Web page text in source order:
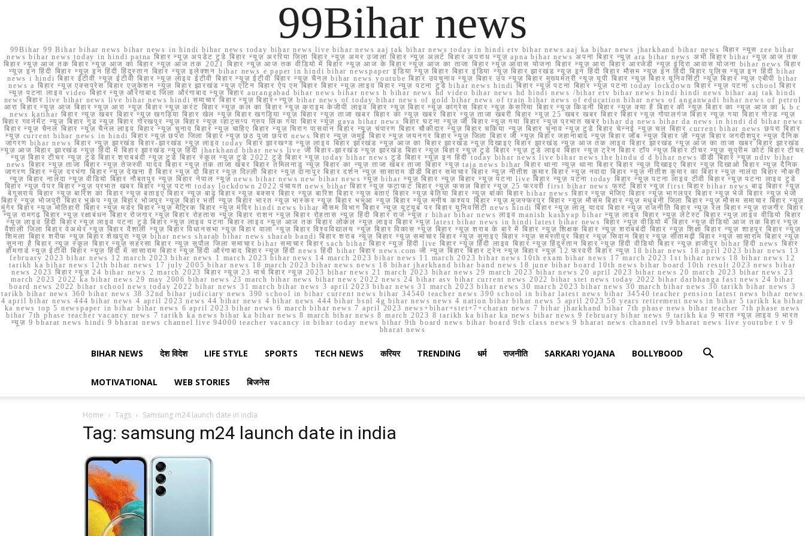
99Bihar news
99Bihar 99 Bihar bihar news bihar news in hindi bihar news today bihar news live bihar news aaj tak bihar news today in hindi etv bihar news aaj ka bihar news jharkhand bihar news बिहार न्यूस zee bihar
news bihar news today in hindi patna बिहार न्यूज़ अपडेट टुडे बिहार न्यूज़ अररिया जिला बिहार न्यूज़ अमर उजाला बिहार न्यूज़ अलर्ट बिहार अपराध न्यूज़ apna bihar news अपना बिहार न्यूज़ ara bihar news अभी बिहार bihar न्यूज़ आज तक
बिहार न्यूज़ आज तक बिहार न्यूज़ आज का बिहार न्यूज़ आज तक 2021 बिहार न्यूज़ आज तक वीडियो में बिहार न्यूज़ आज के बिहार न्यूज़ आज का ताजा बिहार न्यूज़ आवास योजना बिहार न्यूज़ आरा बिहार आरजेडी न्यूज़ इंदिरा आवास योजना bihar news बिहार
न्यूज़ इन हिंदी बिहार न्यूज़ इन हिंदी हिंदुस्तान बिहार न्यूज़ इलेक्शन bihar news e paper in hindi bihar newspaper इंडिया न्यूज़ बिहार बिहार इंडिया न्यूज़ बिहार झारखंड न्यूज़ इन हिंदी बिहार मौसम न्यूज़ इन हिंदी बिहार पुलिस न्यूज़ इन हिंदी bihar
news i hindi बिहार ईटीवी न्यूज़ ईटीवी बिहार न्यूज़ लाइव ईटीवी बिहार न्यूज़ ईटीवी बिहार न्यूज़ चैनल bihar news youtube बिहार उपचुनाव न्यूज़ बिहार उप न्यूज़ बिहार मुख्यमंत्री न्यूज़ यूपी बिहार न्यूज़ बिहार यूनिवर्सिटी न्यूज़ बिहार न्यूज़ एबीपी bihar
news a बिहार न्यूज़ एक्सप्रेस बिहार एजुकेशन न्यूज़ बिहार झारखंड न्यूज़ एटिन बिहार ऐप एम बिहार बिहार न्यूज़ लाइव बिहार न्यूज़ पटना टुडे bihar news hindi बिहार न्यूज़ पटना बिहार न्यूज़ पटना today lockdown बिहार न्यूज़ पटना school बिहार
न्यूज़ पटना लाइव video बिहार न्यूज़ औरंगाबाद जिला औरंगाबाद न्यूज़ बिहार aurangabad bihar news bihar news h bihar news hd video bihar news hd hindi news /bihar etv bihar news hindi hindi news bihar aaj tak hindi
news बिहार live bihar news live bihar news hindi समाचार बिहार न्यूज़ बिहार+न्यूज़ bihar news of today bihar news of gold bihar news of train bihar news of education bihar news of anganwadi bihar news of petrol
आरा बिहार न्यूज़ आज बिहार न्यूज़ आरा न्यूज़ बिहार न्यूज़ करंट बिहार न्यूज़ कल का बिहार न्यूज़ क्राइम केजीपी लाइव बिहार न्यूज़ बिहार न्यूज़ कांग्रेस बिहार न्यूज़ केसरिया बिहार न्यूज़ किडनी बिहार न्यूज़ क्या है बिहार की न्यूज़ बिहार का न्यूज़ आज का k b c
news katihar बिहार न्यूज़ खबर बिहार न्यूज़ खगड़िया बिहार खेल न्यूज़ बिहार खगड़िया न्यूज़ बिहार न्यूज़ ताजा खबर बिहार का न्यूज़ खबर बिहार न्यूज़ ताजा खबरी बिहार न्यूज़ 25 खबर खबर बिहार बिहार न्यूज़ गोपालगंज बिहार न्यूज़ गया बिहार गोल्ड न्यूज़
बिहार गवर्नमेंट न्यूज़ बिहार गुड न्यूज़ बिहार गोरखपुर न्यूज़ बिहार न्यूज़ व्हाट्सप्प ग्रुप लिंक गया बिहार न्यूज़ gaya bihar news बिहार घटना न्यूज़ जी बिहार न्यूज़ गया बिहार न्यूज़ प्रभात खबर bihar da news bihar da news in hindi dd bihar news
बिहार न्यूज़ चैनल बिहार न्यूज़ चैनल लाइव बिहार न्यूज़ चुनाव बिहार न्यूज़ चाहिए बिहार न्यूज़ चिराग पासवान बिहार न्यूज़ चंपारण बिहार चौकीदार न्यूज़ बिहार चकिया न्यूज़ बिहार चुनाव न्यूज़ टुडे बिहार चेन्नई न्यूज़ चल बिहार current bihar news छपरा बिहार
न्यूज़ current bihar news in hindi बिहार न्यूज़ छपरा जिला बिहार न्यूज़ छठ पूजा छपरा news बिहार न्यूज़ जमुई बिहार न्यूज़ जयनगर बिहार न्यूज़ जिला बिहार जी न्यूज़ बिहार जहानाबाद न्यूज़ बिहार जॉब न्यूज़ बिहार ज़ी न्यूज़ बिहार जगदीशपुर न्यूज़ दैनिक
जागरण bihar news बिहार न्यूज़ झारखंड बिहार-झारखंड न्यूज़ लाइव today बिहार झारखण्ड न्यूज़ लाइव बिहार झारखंड न्यूज़ आज का बिहार झारखंड न्यूज़ दिखाइए बिहार झारखंड न्यूज़ आज तक लाइव बिहार झारखंड न्यूज़ आज का ताजा खबर बिहार झारखंड
न्यूज़ आज बिहार झारखंड न्यूज़ हिंदी में बिहार झारखंड न्यूज़ हिंदी jharkhand bihar news live जी बिहार-झारखंड न्यूज़ झारखंड बिहार न्यूज़ बिहार न्यूज़ टुडे बिहार न्यूज़ टुडे लाइव बिहार न्यूज़ ट्रेन बिहार टॉप न्यूज़ बिहार टीचर न्यूज़ सुप्रीम कोर्ट बिहार टीचर
न्यूज़ बिहार टीचर न्यूज़ टुडे बिहार शराबबंदी न्यूज़ टुडे बिहार स्कूल न्यूज़ टुडे 2022 टुडे बिहार न्यूज़ today bihar news टुडे बिहार न्यूज़ इन हिंदी today bihar news live bihar news the hindu d d bihar news डीडी बिहार न्यूज़ ndtv bihar
news बिहार न्यूज़ ताजा बिहार न्यूज़ तेजस्वी यादव बिहार न्यूज़ तक ताजा खबर बिहार तमिलनाडु न्यूज़ बिहार का न्यूज़ ताजा खबर ताजा बिहार न्यूज़ taja news bihar बिहार थाना न्यूज़ थाना बिहार बिहार न्यूज़ दिखाइए बिहार न्यूज़ दिखाओ बिहार न्यूज़ दैनिक
जागरण बिहार न्यूज़ दरभंगा बिहार न्यूज़ देखना है बिहार न्यूज़ दो बिहार न्यूज़ दिल्ली बिहार न्यूज़ दानापुर बिहार दर्शन न्यूज़ सासाराम डीडी बिहार समाचार बिहार न्यूज़ नीतीश कुमार बिहार न्यूज़ नवादा बिहार न्यूज़ नीतीश कुमार का बिहार न्यूज़ नालंदा बिहार नौकरी
न्यूज़ बिहार नालंदा न्यूज़ वीडियो बिहार नौबतपुर न्यूज़ बिहार नेपाल न्यूज़ news bihar news new bihar news न्यूज़ bihar न्यूज़ बिहार न्यूज़ बिहार न्यूज़ पटना live बिहार न्यूज़ पटना today बिहार न्यूज़ पटना लाइव टीवी बिहार न्यूज़ पटना लाइव टुडे
बिहार न्यूज़ पेपर बिहार न्यूज़ प्रभात खबर बिहार न्यूज़ पटना today lockdown 2022 पंचायत news bihar बिहार न्यूज़ फटाफट बिहार न्यूज़ फसल बिहार न्यूज़ 25 फरवरी first bihar news फर्स्ट बिहार न्यूज़ first बिहार bihar news बाढ़ बिहार न्यूज़
बेगूसराय बिहार न्यूज़ बारिश का बिहार न्यूज़ बताइए बिहार न्यूज़ बाढ़ बिहार न्यूज़ बक्सर बिहार न्यूज़ बारिश बिहार न्यूज़ बताएं बिहार न्यूज़ बेतिया बिहार न्यूज़ बांका बिहार bihar news बिहार न्यूज़ भेजिए बिहार न्यूज़ भागलपुर बिहार न्यूज़ भेजें बिहार न्यूज़ भेजो
बिहार न्यूज़ भोजपुरी बिहार भूकंप न्यूज़ बिहार भोजपुर न्यूज़ बिहार भर्ती न्यूज़ बिहार भारत न्यूज़ भास्कर न्यूज़ बिहार भभुआ न्यूज़ बिहार न्यूज़ मनीष कश्यप बिहार न्यूज़ मुजफ्फरपुर बिहार न्यूज़ मौसम बिहार न्यूज़ मधुबनी जिला बिहार न्यूज़ मौसम समाचार बिहार न्यूज़
मुंगेर बिहार न्यूज़ मोतिहारी बिहार न्यूज़ मर्डर बिहार न्यूज़ मैट्रिक बिहार न्यूज़ मंदिर hindi news bihar मौसम विभाग बिहार न्यूज़ यूट्यूब पर बिहार यूनिवर्सिटी news hindi बिहार न्यूज़ लालू यादव बिहार न्यूज़ राजनीति बिहार न्यूज़ रेल बिहार न्यूज़ राजगीर बिहार
न्यूज़ रामगढ़ बिहार न्यूज़ रक्षाबंधन बिहार रोजगार न्यूज़ बिहार रोहतास न्यूज़ बिहार राशन न्यूज़ बिहार रोहतास न्यूज़ हिंदी बिहार राज न्यूज़ r bihar bihar news लाइव manish kashyap bihar न्यूज़ लाइव बिहार न्यूज़ लेटेस्ट बिहार न्यूज़ लाइव वीडियो बिहार
न्यूज़ लाइव हिंदी बिहार न्यूज़ लाइव पटना टुडे बिहार न्यूज़ लाइव पटना बिहार लाइव न्यूज़ आज तक बिहार लोकल न्यूज़ लाइव बिहार न्यूज़ latest bihar news in hindi latest bihar news बिहार न्यूज़ वीडियो में बिहार न्यूज़ वीडियो आज तक बिहार न्यूज़
वैशाली जिला बिहार वेअथेर न्यूज़ बिहार वैशाली न्यूज़ बिहार विधानसभा न्यूज़ बिहार वाला न्यूज़ बिहार विश्वविद्यालय न्यूज़ बिहार विकास न्यूज़ बिहार न्यूज़ शराब के बारे में बिहार न्यूज़ शिक्षक बिहार न्यूज़ शराबबंदी बिहार न्यूज़ शिक्षा बिहार न्यूज़ शाहपुर बिहार न्यूज़
शिमला बिहार शरीफ न्यूज़ बिहार शेखपुरा न्यूज़ bihar news sharab bihar news sharab bandi बिहार शराब न्यूज़ बिहार न्यूज़ समाचार बिहार न्यूज़ सुनाइए बिहार न्यूज़ समस्तीपुर बिहार न्यूज़ सिवान बिहार न्यूज़ सीतामढ़ी बिहार न्यूज़ सासाराम बिहार न्यूज़
सुनना है बिहार न्यूज़ स्कूल बिहार न्यूज़ सहरसा बिहार न्यूज़ सुपौल जिला समाचार bihar समाचार बिहार sach bihar बिहार न्यूज़ हिंदी live बिहार न्यूज़ हिंदी लाइव बिहार न्यूज़ हिंदुस्तान बिहार न्यूज़ हिंदी वीडियो बिहार न्यूज़ हाजीपुर bihar हिंदी news बिहार
होमगार्ड न्यूज़ ईटीवी बिहार न्यूज़ हिंदी में सासाराम बिहार न्यूज़ हिंदी औरंगाबाद बिहार न्यूज़ हिंदी news हिंदी bihar बिहार news.com जी न्यूज बिहार बिहार ट्रेन न्यूज़ बिहार न्यूज़ 12 फरवरी बिहार न्यूज़ 18 bihar news 18 april 2023 bihar news 13
february 2023 bihar news 12 march 2023 bihar news 1 march 2023 bihar news 14 march 2023 bihar news 11 march 2023 bihar news 10th exam bihar news 17 march 2023 1st bihar news 18 bihar news 12
tarikh ka bihar news 12th bihar news 17 july 2005 bihar news 18 march 2023 bihar news news 18 bihar jharkhand bihar band news 18 june bihar board 10th news bihar board 10th result 2023 news bihar
news 2023 बिहार न्यूज़ 24 bihar news 2 march 2023 बिहार न्यूज़ 23 मार्च बिहार न्यूज़ 2023 bihar news 21 march 2023 bihar news 29 march 2023 bihar news 20 april 2023 bihar news 20 march 2023 bihar news 23
march 2023 2022 ka bihar news 29 may 2006 bihar news 23 march bihar news bihar news 2022 news 24 bihar asv bihar current news 2022 bihar stet news today 2022 bihar darbhanga fast news 24 bihar
board news 2022 bihar school news today 2022 bihar news 31 march bihar news 3 april 2023 bihar news 31 march 2023 bihar news 30 march 2023 bihar news 30 march bihar news 30 tarikh bihar news 3
tarikh bihar news 360 bihar news 38 32nd bihar judiciary news 390 school in bihar current news bihar 34540 teacher news 390 school in bihar latest news bihar 34540 teacher pension latest news bihar news
4 april bihar news 444 bihar news 4 april 2023 news 44 bihar news 4 bihar news 444 bihar bsnl 4g bihar news news 4 nation bihar bihar news 5 april 2023 50 years retirement news in bihar 5 tarikh ka bihar
ka news top 5 newspaper in bihar bihar news 6 april 2023 bihar news 6 march bihar news 7 april 2023 news+bihar+stet+7+charan news 7 bihar jharkhand bihar 7th phase news bihar teacher 7th phase news
bihar 7th phase teacher vacancy news 7 tarikh ka news bihar ka bihar news 8 march bihar news 8 march 2023 8 tarikh ka bihar ka news bihar news 9 february bihar news 9 tarikh ka 9 भारत न्यूज़ लाइव 9 भारत
न्यूज़ 9 bharat news hindi 9 bharat news channel live 94000 teacher vacancy in bihar today news bihar 9th board news bihar board 9th class news 9 bharat news channel tv9 bharat news live youtube t v 9
bharat news
BIHAR NEWS देश विदेश LIFE STYLE SPORTS TECH NEWS करियर TRENDING धर्म राजनीति SARKARI YOJANA BOLLYBOOD
MOTIVATIONAL WEB STORIES बिजनेस
Home Tags Samsung m24 launch date in india
Tag: samsung m24 launch date in india